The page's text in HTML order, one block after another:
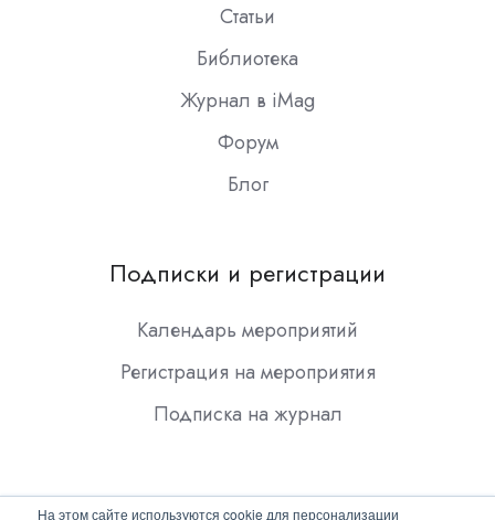
На этом сайте используются cookie для персонализации
Статьи
Библиотека
Журнал в iMag
Форум
Блог
Подписки и регистрации
Календарь мероприятий
Регистрация на мероприятия
Подписка на журнал